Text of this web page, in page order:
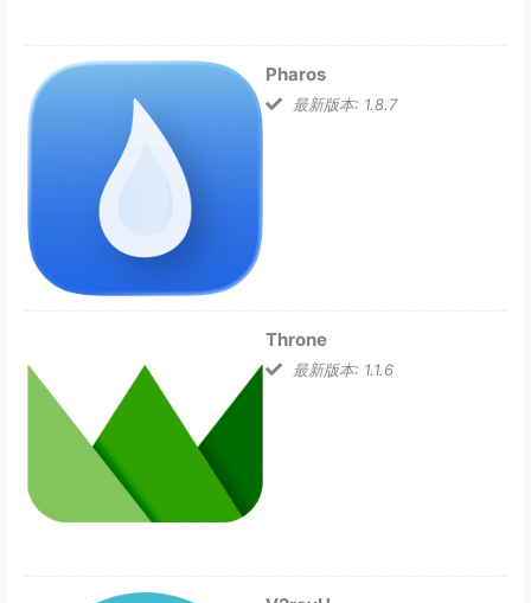
Pharos
最新版本: 1.8.7
Throne
最新版本: 1.1.6